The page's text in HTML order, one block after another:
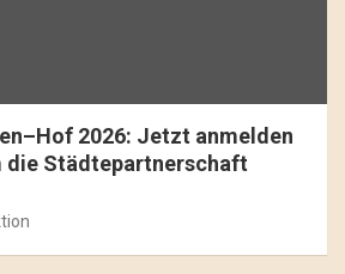
2026: Jetzt anmelden
die Städtepartnerschaft